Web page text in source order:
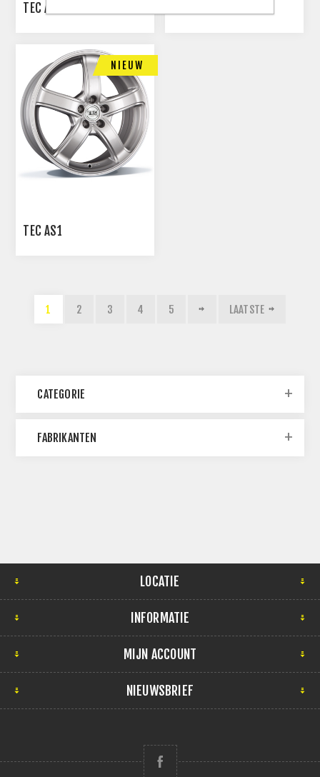
TEC AS1
NIEUW
TEC AS1
1 2 3 4 5 LAATSTE
CATEGORIE
FABRIKANTEN
LOCATIE
INFORMATIE
MIJN ACCOUNT
NIEUWSBRIEF